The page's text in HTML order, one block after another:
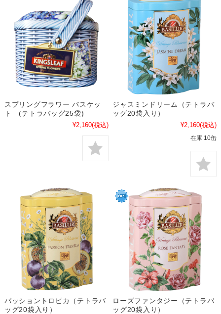
スプリングフラワー バスケッ
ト (テトラバッグ25袋)
¥2,160(税込)
ジャスミンドリーム（テトラバ
ッグ20袋入り）
¥2,160(税込)
在庫 10缶
パッショントロピカ（テトラバ
ッグ20袋入り）
ローズファンタジー（テトラバ
ッグ20袋入り）